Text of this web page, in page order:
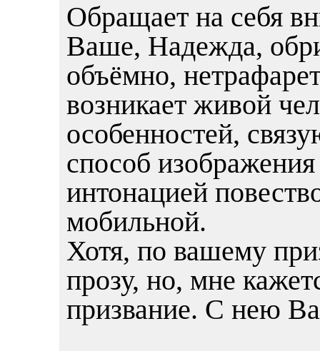
Обращает на себя
Ваше, Надежда,
объёмно,
возникает живой
особенностей,
способ
интонацией
мобильной.
Хотя, по вашему
прозу, но, мне
призвание. С нею